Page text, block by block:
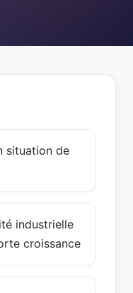
situation de
industrielle
croissance